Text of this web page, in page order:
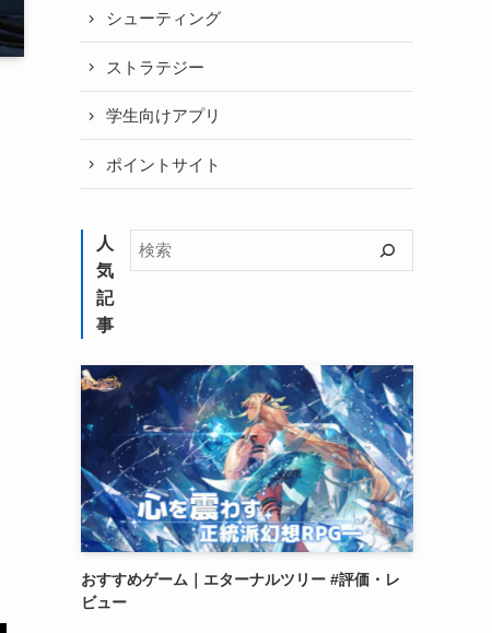
シューティング
ストラテジー
学生向けアプリ
ポイントサイト
検
索
人
気
記
事
おすすめゲーム｜エターナルツリー #評価・レ
ビュー